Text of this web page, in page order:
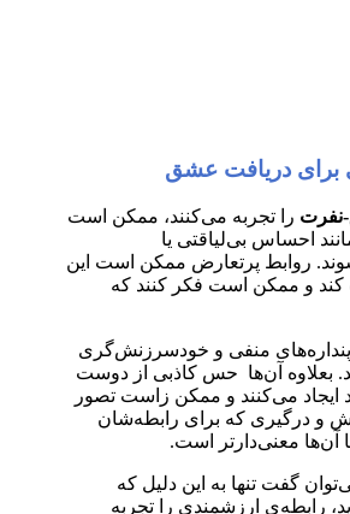
نفرت را تجربه می‌کنند، ممکن است
احساس بی‌لیاقتی یا
روابط پرتعارض ممکن است این
کند و ممکن است فکر کنند که
منفی و خودسرزنش‌گری
بعلاوه آن‌ها حس کاذبی از دوست
ایجاد می‌کنند و ممکن ز‌است تصور
و درگیری که برای رابطه‌شان
آن‌ها معنی‌دارتر است.
گفت تنها به این دلیل که
رابطه‌ی ارزشمندی را تجربه